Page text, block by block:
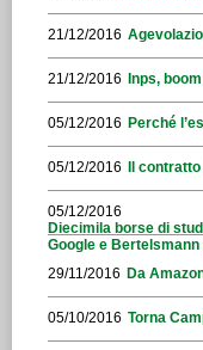
21/12/2016
21/12/2016 Inps,
05/12/2016 Perché
05/12/2016 Il
05/12/2016
Diecimila borse di
Google e
29/11/2016 Da
05/10/2016 Torna